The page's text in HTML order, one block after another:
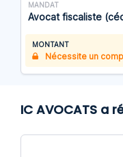
MANDAT
Avocat fiscaliste
MONTANT
Nécessite un
IC AVOCATS a